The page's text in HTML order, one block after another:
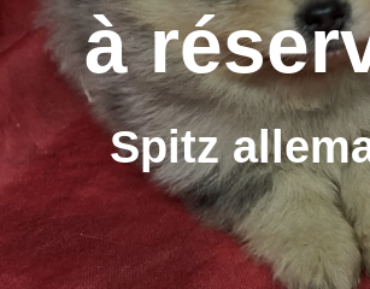
à
Spitz